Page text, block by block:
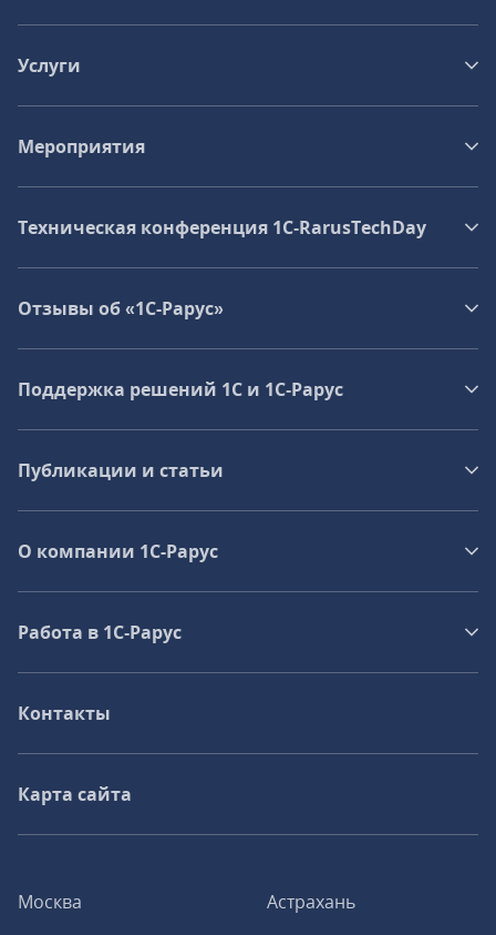
Москва
Астрахань
Услуги
Мероприятия
Техническая конференция 1C‑RarusTechDay
Отзывы об «1С-Рарус»
Поддержка решений 1С и 1С‑Рарус
Публикации и статьи
О компании 1C-Рарус
Работа в 1С‑Рарус
Контакты
Карта сайта